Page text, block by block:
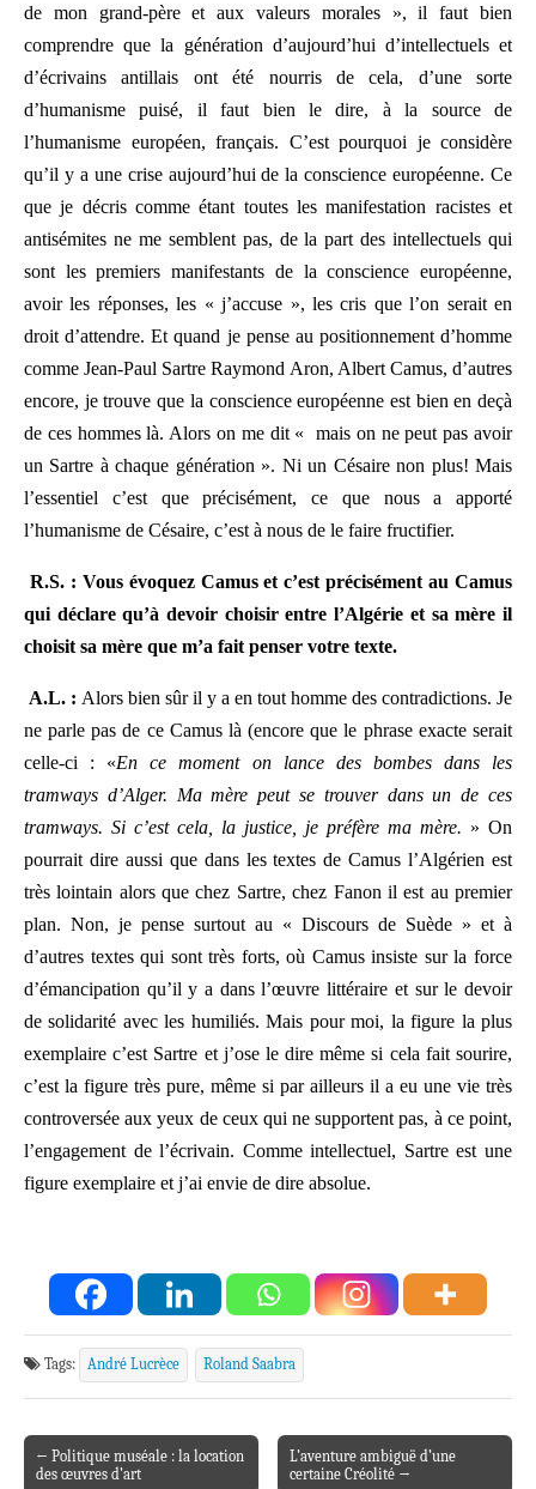
de mon grand-père et aux valeurs morales », il faut bien
comprendre que la génération d’aujourd’hui d’intellectuels et
d’écrivains antillais ont été nourris de cela, d’une sorte
d’humanisme puisé, il faut bien le dire, à la source de
l’humanisme européen, français. C’est pourquoi je considère
qu’il y a une crise aujourd’hui de la conscience européenne. Ce
que je décris comme étant toutes les manifestation racistes et
antisémites ne me semblent pas, de la part des intellectuels qui
sont les premiers manifestants de la conscience européenne,
avoir les réponses, les « j’accuse », les cris que l’on serait en
droit d’attendre. Et quand je pense au positionnement d’homme
comme Jean-Paul Sartre Raymond Aron, Albert Camus, d’autres
encore, je trouve que la conscience européenne est bien en deçà
de ces hommes là. Alors on me dit « mais on ne peut pas avoir
un Sartre à chaque génération ». Ni un Césaire non plus! Mais
l’essentiel c’est que précisément, ce que nous a apporté
l’humanisme de Césaire, c’est à nous de le faire fructifier.
R.S. : Vous évoquez Camus et c’est précisément au Camus
qui déclare qu’à devoir choisir entre l’Algérie et sa mère il
choisit sa mère que m’a fait penser votre texte.
A.L. : Alors bien sûr il y a en tout homme des contradictions. Je
ne parle pas de ce Camus là (encore que le phrase exacte serait
celle-ci : «En ce moment on lance des bombes dans les
tramways d’Alger. Ma mère peut se trouver dans un de ces
tramways. Si c’est cela, la justice, je préfère ma mère. » On
pourrait dire aussi que dans les textes de Camus l’Algérien est
très lointain alors que chez Sartre, chez Fanon il est au premier
plan. Non, je pense surtout au « Discours de Suède » et à
d’autres textes qui sont très forts, où Camus insiste sur la force
d’émancipation qu’il y a dans l’œuvre littéraire et sur le devoir
de solidarité avec les humiliés. Mais pour moi, la figure la plus
exemplaire c’est Sartre et j’ose le dire même si cela fait sourire,
c’est la figure très pure, même si par ailleurs il a eu une vie très
controversée aux yeux de ceux qui ne supportent pas, à ce point,
l’engagement de l’écrivain. Comme intellectuel, Sartre est une
figure exemplaire et j’ai envie de dire absolue.
Tags: André Lucrèce Roland Saabra
Post navigation
← Politique muséale : la location
des œuvres d’art
L’aventure ambiguë d’une
certaine Créolité →